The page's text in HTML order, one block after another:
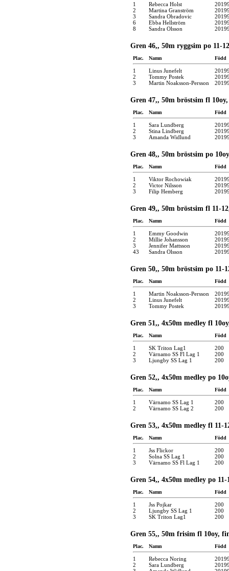
1 Rebecca Holst
2
Martina Granström
3
Sandra Obradovic
6
Ebba Hellström
8
Sandra Olsson
Gren 46,, 50m ryggsim po 11-
Plac. Namn Född
1 Linus Junefelt
2
Tommy Postek
3
Martin Noaksson-Persson
Gren 47,, 50m bröstsim fl
Plac. Namn Född
1 Sara Lundberg
2
Stina Lindberg
3
Amanda Widlund
Gren 48,, 50m bröstsim po
Plac. Namn Född
1 Viktor Rochowiak
2
Victor Nilsson
3
Filip Hemberg
Gren 49,, 50m bröstsim fl 11-
Plac. Namn Född
1 Emmy Goodwin
2
Millie Johansson
3
Jennifer Mattsson
43
Sandra Olsson
Gren 50,, 50m bröstsim po 11-
Plac. Namn Född
1 Martin Noaksson-Persson
2
Linus Junefelt
3
Tommy Postek
Gren 51,, 4x50m medley fl
Plac. Namn Född
1 SK Triton Lag1
200
2
Värnamo SS Fl Lag 1
200
3
Ljungby SS Lag 1 200
Gren 52,, 4x50m medley po
Plac. Namn Född
1 Värnamo SS Lag 1
200
2
Värnamo SS Lag 2 200
Gren 53,, 4x50m medley fl 11-
Plac. Namn Född
1 Jss Flickor
200
2
Solna SS Lag 1
200
3
Värnamo SS Fl Lag 1 200
Gren 54,, 4x50m medley po
Plac. Namn Född
1 Jss Pojkar
200
2
Ljungby SS Lag 1
200
3
SK Triton Lag1 200
Gren 55,, 50m frisim fl 10oy,
Plac. Namn Född
1 Rebecca Noring
2
Sara Lundberg